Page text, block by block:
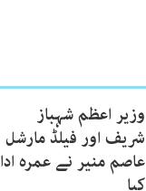
وزیر اعظم شہباز
شریف اور فیلڈ مارشل
عاصم منیر نے عمرہ ادا
کیا